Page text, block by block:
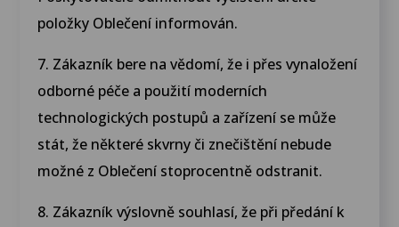
položky Oblečení informován.
7. Zákazník bere na vědomí, že i přes vynaložení
odborné péče a použití moderních
technologických postupů a zařízení se může
stát, že některé skvrny či znečištění nebude
možné z Oblečení stoprocentně odstranit.
8. Zákazník výslovně souhlasí, že při předání k